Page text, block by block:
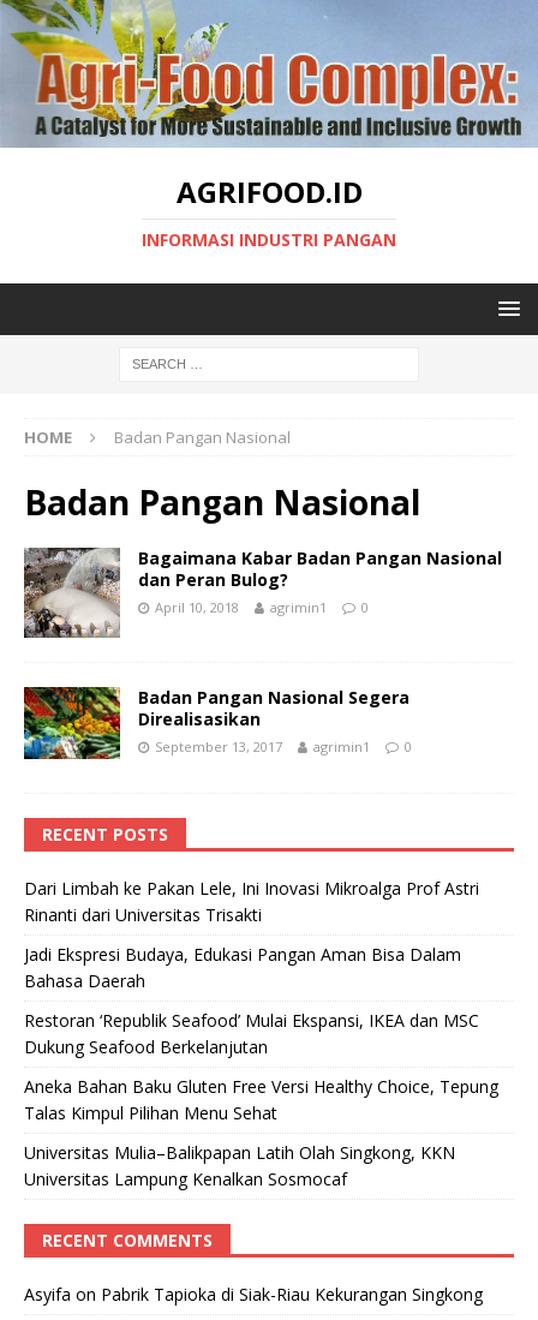
AGRIFOOD.ID
INFORMASI INDUSTRI PANGAN
HOME Badan Pangan Nasional
Badan Pangan Nasional
Bagaimana Kabar Badan Pangan Nasional
dan Peran Bulog?
April 10, 2018 agrimin1 0
Badan Pangan Nasional Segera
Direalisasikan
September 13, 2017 agrimin1 0
RECENT POSTS
Dari Limbah ke Pakan Lele, Ini Inovasi Mikroalga Prof Astri
Rinanti dari Universitas Trisakti
Jadi Ekspresi Budaya, Edukasi Pangan Aman Bisa Dalam
Bahasa Daerah
Restoran ‘Republik Seafood’ Mulai Ekspansi, IKEA dan MSC
Dukung Seafood Berkelanjutan
Aneka Bahan Baku Gluten Free Versi Healthy Choice, Tepung
Talas Kimpul Pilihan Menu Sehat
Universitas Mulia–Balikpapan Latih Olah Singkong, KKN
Universitas Lampung Kenalkan Sosmocaf
RECENT COMMENTS
Asyifa on Pabrik Tapioka di Siak-Riau Kekurangan Singkong